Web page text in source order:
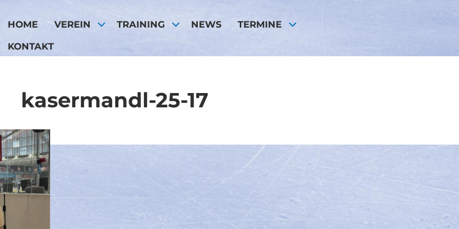
HOME VEREIN TRAINING NEWS TERMINE
KONTAKT
kasermandl-25-17